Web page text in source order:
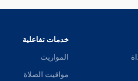
خدمات تفاعلية
المواريث
مواقيت الصلاة